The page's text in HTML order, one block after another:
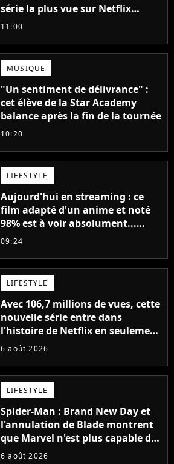
série la plus vue sur Netflix
pourrait avoir une version
11:00
MUSIQUE
"Un sentiment de délivrance" :
cet élève de la Star Academy
balance après la fin de la tournée
10:20
LIFESTYLE
Aujourd'hui en streaming : ce
film adapté d'un anime et noté
98% est à voir absolument...
sinon vous ne comprendrez plus
09:24
LIFESTYLE
Avec 106,7 millions de vues, cette
nouvelle série entre dans
l'histoire de Netflix en seulement
48 jours
6 août 2026
LIFESTYLE
Spider-Man : Brand New Day et
l'annulation de Blade montrent
que Marvel n'est plus capable de
faire quoi que ce soit de simple
6 août 2026